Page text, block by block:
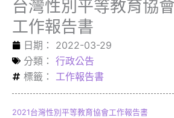
台灣性別平等教育協
工作報告書
日期：
2022-03-29
分類： 行政公告
標籤：
工作報告書
2021台灣性別平等教育協會工作報告書